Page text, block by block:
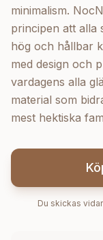
minimalism.
principen att alla
hög och hållbar
med design och
vardagens alla
material som
mest hektiska
Du skickas